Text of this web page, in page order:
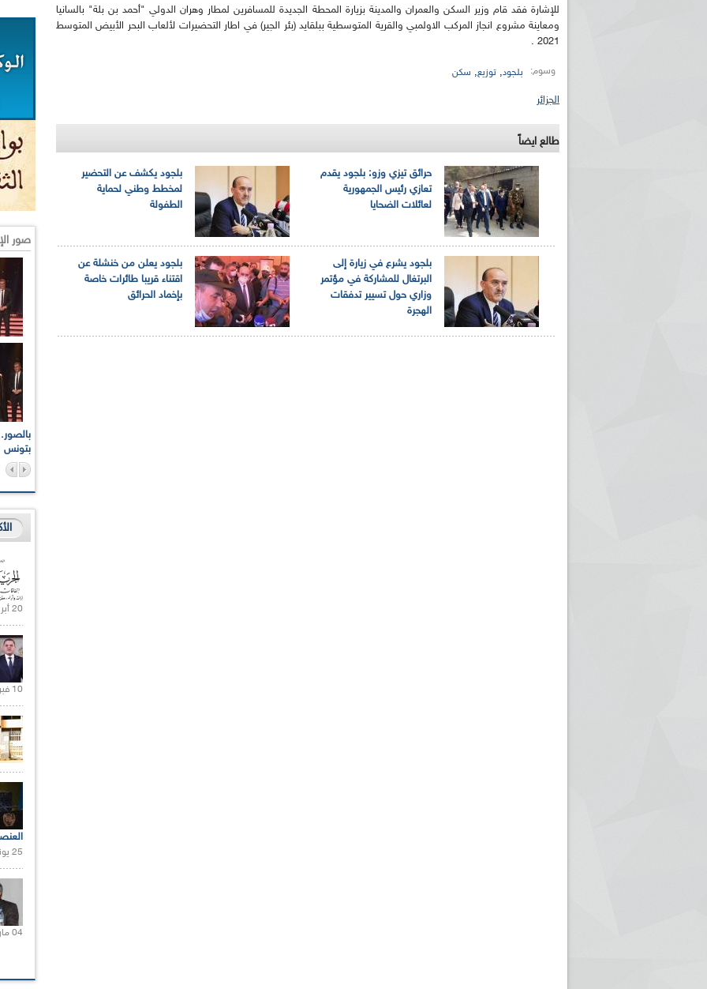
للإشارة فقد قام وزير السكن والعمران والمدينة بزيارة المحطة الجديدة للمسافرين لمطار وهران الدولي "أحمد بن بلة" بالسانيا
ومعاينة مشروع انجاز المركب الاولمبي والقرية المتوسطية ببلقايد (بئر الجير) في اطار التحضيرات لألعاب البحر الأبيض المتوسط
2021 .
وسوم: بلجود, توزيع, سكن
الجزائر
طالع ايضاً
بلجود يكشف عن التحضير
لمخطط وطني لحماية
الطفولة
حرائق تيزي وزو: بلجود يقدم
تعازي رئيس الجمهورية
لعائلات الضحايا
بلجود يعلن من خنشلة عن
اقتناء قريبا طائرات خاصة
بإخماد الحرائق
بلجود يشرع في زيارة إلى
البرتغال للمشاركة في مؤتمر
وزاري حول تسيير تدفقات
الهجرة
صور
بتونس
20 أبريل 2021 |
10 فبراير 2021 |
25 يونيو 2021 |
04 مارس 2020 |